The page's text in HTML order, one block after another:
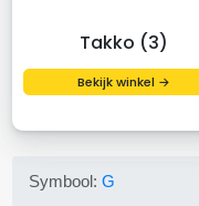
Takko (3)
Bekijk winkel →
Symbool:G